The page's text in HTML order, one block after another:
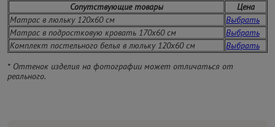
Сопутствующие товары
Цена
Матрас в люльку 120х60 см
Выбрать
Матрас в подростковую кровать 170х60 см
Выбрать
Комплект постельного белья в люльку 120х60 см
Выбрать
* Оттенок изделия на фотографии может отличаться от
реального.